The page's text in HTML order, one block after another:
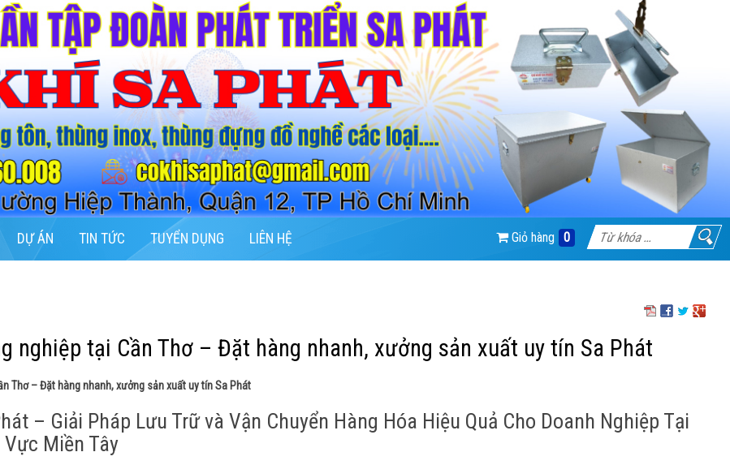
DỰ ÁN TIN TỨC TUYỂN DỤNG LIÊN HỆ Giỏ hàng 0
nghiệp tại Cần Thơ – Đặt hàng nhanh, xưởng sản xuất uy tín Sa Phát
Thơ – Đặt hàng nhanh, xưởng sản xuất uy tín Sa Phát
– Giải Pháp Lưu Trữ và Vận Chuyển Hàng Hóa Hiệu Quả Cho Doanh Nghiệp Tại
Vực Miền Tây